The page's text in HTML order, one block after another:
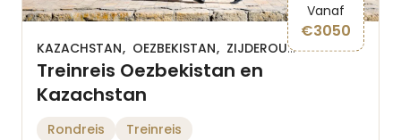
Vanaf
€3050
KAZACHSTAN OEZBEKISTAN ZIJDEROUTE
Treinreis Oezbekistan en
Kazachstan
Rondreis
Treinreis